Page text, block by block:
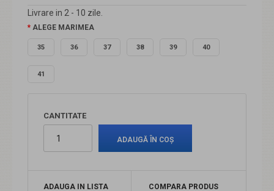
Livrare in 2 - 10 zile.
ALEGE MARIMEA
35 36 37 38 39 40
41
CANTITATE
ADAUGA IN LISTA
COMPARA PRODUS